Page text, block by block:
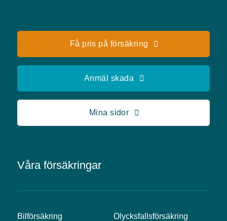
Våra försäkringar
Bilförsäkring Olycksfallsförsäkring
Få pris på försäkring
Anmäl skada
Mina sidor